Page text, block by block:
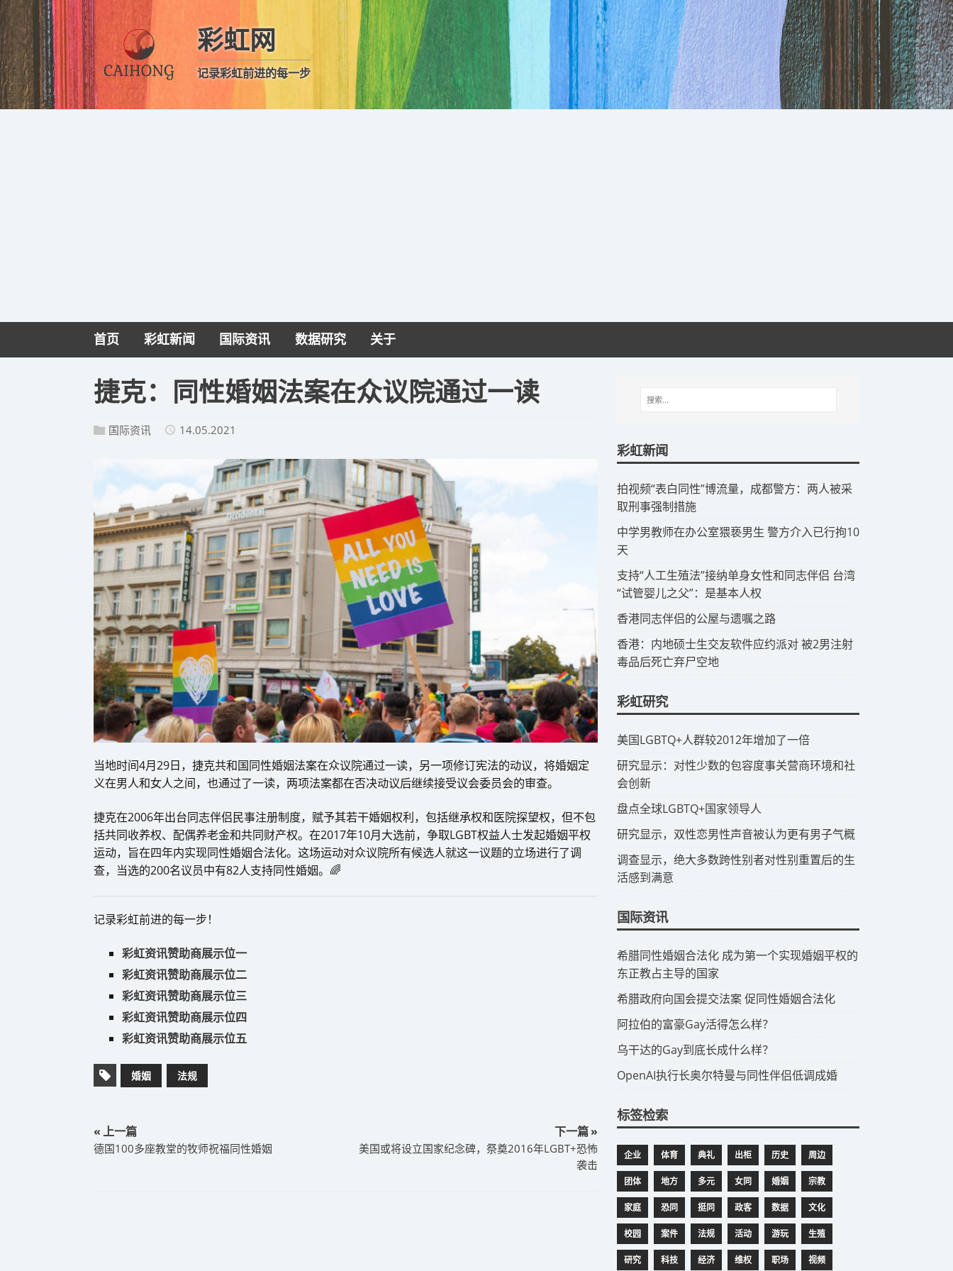
彩虹网
记录彩虹前进的每一步
首页 彩虹新闻 国际资讯 数据研究 关于
捷克：同性婚姻法案在众议院通过一读
国际资讯 14.05.2021
当地时间4月29日，捷克共和国同性婚姻法案在众议院通过一读，另一项修订宪法的动议，将婚姻定
义在男人和女人之间，也通过了一读，两项法案都在否决动议后继续接受议会委员会的审查。
捷克在2006年出台同志伴侣民事注册制度，赋予其若干婚姻权利，包括继承权和医院探望权，但不包
括共同收养权、配偶养老金和共同财产权。在2017年10月大选前，争取LGBT权益人士发起婚姻平权
运动，旨在四年内实现同性婚姻合法化。这场运动对众议院所有候选人就这一议题的立场进行了调
查，当选的200名议员中有82人支持同性婚姻。🌈
记录彩虹前进的每一步！
彩虹资讯赞助商展示位一
彩虹资讯赞助商展示位二
彩虹资讯赞助商展示位三
彩虹资讯赞助商展示位四
彩虹资讯赞助商展示位五
婚姻 法规
« 上一篇
德国100多座教堂的牧师祝福同性婚姻
下一篇 »
美国或将设立国家纪念碑，祭奠2016年LGBT+恐怖
袭击
彩虹新闻
拍视频“表白同性”博流量，成都警方：两人被采
取刑事强制措施
​中学男教师在办公室猥亵男生 警方介入已行拘10
天
​支持“人工生殖法”接纳单身女性和同志伴侣 台湾
“试管婴儿之父”：是基本人权
​香港同志伴侣的公屋与遗嘱之路
​香港：内地硕士生交友软件应约派对 被2男注射
毒品后死亡弃尸空地
彩虹研究
​美国LGBTQ+人群较2012年增加了一倍
​研究显示：对性少数的包容度事关营商环境和社
会创新
​盘点全球LGBTQ+国家领导人
研究显示，双性恋男性声音被认为更有男子气概
调查显示，绝大多数跨性别者对性别重置后的生
活感到满意
国际资讯
​希腊同性婚姻合法化 成为第一个实现婚姻平权的
东正教占主导的国家
​希腊政府向国会提交法案 促同性婚姻合法化
​阿拉伯的富豪Gay活得怎么样？
​乌干达的Gay到底长成什么样？
​OpenAI执行长奥尔特曼与同性伴侣低调成婚
标签检索
企业 体育 典礼 出柜 历史 周边
团体 地方 多元 女同 婚姻 宗教
家庭 恐同 挺同 政客 数据 文化
校园 案件 法规 活动 游玩 生殖
研究 科技 经济 维权 职场 视频